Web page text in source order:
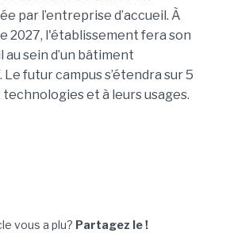
par l’entreprise d’accueil. À
2027, l'établissement fera son
sein d’un bâtiment
futur campus s’étendra sur 5
et à leurs usages.
vous a plu? Partagez le !